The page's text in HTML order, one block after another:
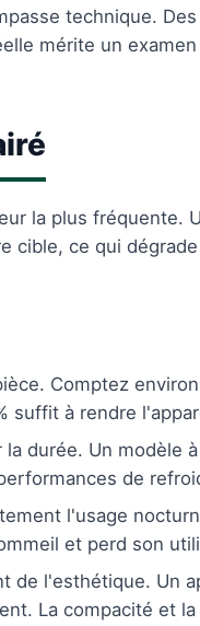
technique.
mérite un
la plus fréquente.
cible, ce qui
Comptez environ
suffit à rendre
durée. Un modèle
de
l'usage
et perd son
de l'esthétique. Un
La compacité et